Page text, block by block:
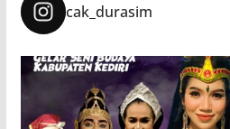
cak_durasim